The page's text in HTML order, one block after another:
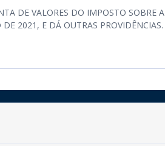
DE VALORES DO IMPOSTO SOBRE A
2021, E DÁ OUTRAS PROVIDÊNCIAS.